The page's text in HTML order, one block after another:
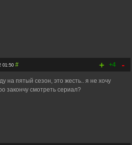
+ +4 -
01:50 #
на пятый сезон, это жесть.. я не хочу
закончу смотреть сериал?